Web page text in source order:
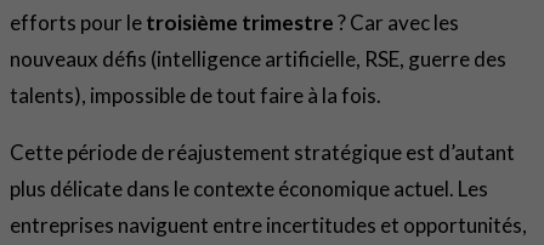
efforts pour letroisième trimestre? Car avec les
nouveaux défis (intelligence artificielle, RSE, guerre des
talents), impossible de tout faire à la fois.
Cette période de réajustement stratégique est d’autant
plus délicate dans le contexte économique actuel. Les
entreprises naviguent entre incertitudes et opportunités,